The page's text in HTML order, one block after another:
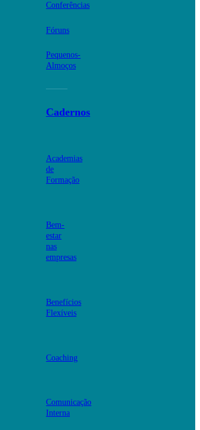
Conferências
Fóruns
Pequenos-
Almoços
Cadernos
Academias
de
Formação
Bem-
estar
nas
empresas
Benefícios
Flexíveis
Coaching
Comunicação
Interna